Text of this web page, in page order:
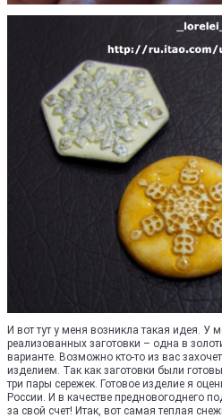
И вот тут у меня возникла такая идея. У
реализованных заготовки – одна в
варианте. Возможно кто-то из вас
изделием. Так как заготовки были
три пары сережек. Готовое изделие я
России. И в качестве предновогоднего
за свой счет! Итак, вот самая теплая